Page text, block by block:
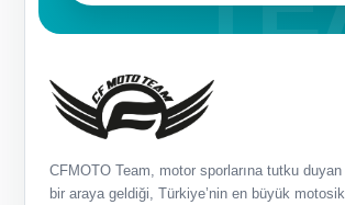
CFMOTO Team, motor sporlarına tutku
bir araya geldiği, Türkiye’nin en büyük